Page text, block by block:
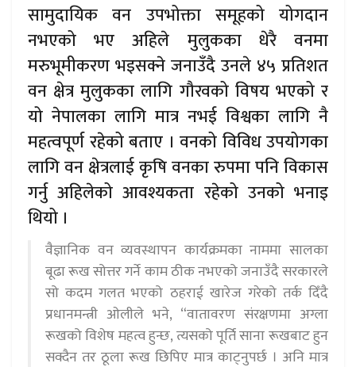
सामुदायिक वन उपभोक्ता समूहको योगदान
नभएको भए अहिले मुलुकका धेरै वनमा
मरुभूमीकरण भइसक्ने जनाउँदै उनले ४५ प्रतिशत
वन क्षेत्र मुलुकका लागि गौरवको विषय भएको र
यो नेपालका लागि मात्र नभई विश्वका लागि नै
महत्वपूर्ण रहेको बताए । वनको विविध उपयोगका
लागि वन क्षेत्रलाई कृषि वनका रुपमा पनि विकास
गर्नु अहिलेको आवश्यकता रहेको उनको भनाइ
थियो ।
वैज्ञानिक वन व्यवस्थापन कार्यक्रमका नाममा सालका
बूढा रूख सोत्तर गर्ने काम ठीक नभएको जनाउँदै सरकारले
सो कदम गलत भएको ठहराई खारेज गरेको तर्क दिँदै
प्रधानमन्त्री ओलीले भने, “वातावरण संरक्षणमा अग्ला
रूखको विशेष महत्व हुन्छ, त्यसको पूर्ति साना रूखबाट हुन
सक्दैन तर ठूला रूख छिपिए मात्र काट्नुपर्छ । अनि मात्र